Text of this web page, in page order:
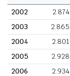
2002
2.874
2003
2.865
2004
2.801
2005
2.928
2006
2.934